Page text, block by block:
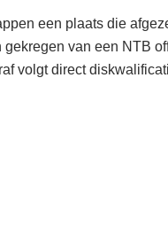
een plaats die
van een NTB
volgt direct